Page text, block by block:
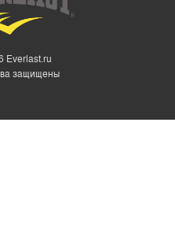
Everlast.ru
защищены